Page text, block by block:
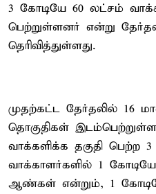
3 கோடியே 60 லட்சம்
பெற்றுள்ளனர் என்று
தெரிவித்துள்ளது.
முதற்கட்ட தேர்தலில் 16
தொகுதிகள்
வாக்களிக்க தகுதி பெற்ற
வாக்காளர்களில் 1
ஆண்கள் என்றும், 1